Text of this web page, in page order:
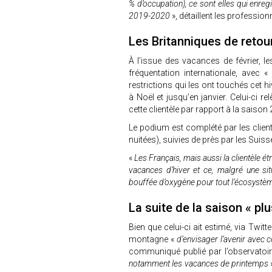
% d’occupation), ce sont elles qui
2019-2020 », détaillent les
Les Britanniques de
À l’issue des vacances de février,
fréquentation internationale, avec «
restrictions qui les ont touchés cet
à Noël et jusqu’en janvier. Celui-ci
cette clientèle par rapport à la saison
Le podium est complété par les
nuitées), suivies de près par les
«Les Français, mais aussi la clientèle
vacances d’hiver et ce, malgré une
bouffée d’oxygène pour tout
La suite de la saison «
Bien que celui-ci ait estimé, via
montagne « d’envisager l’avenir
communiqué publié par
notamment les vacances de printemps